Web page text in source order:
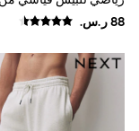
Collection
& T-Shirts
& Chinos
Jeans
Sandals
Shorts
حلقي من الداخل